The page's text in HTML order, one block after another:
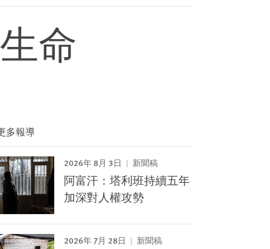
命
多報導
2026年 8月 3日 新聞稿
阿富汗：塔利班持續五年
加深對人權攻勢
2026年 7月 28日 新聞稿